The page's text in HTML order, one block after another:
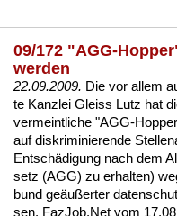
09/172 "AGG-
werden
22.09.2009. Die vor al­lem
te Kanz­lei Gleiss Lutz hat
ver­meint­li­che "AGG-
auf dis­kri­mi­nie­ren­de
Entschädi­gung nach dem
setz (AGG) zu er­hal­ten)
bund geäußer­ter
sen. Faz­Job.Net vom